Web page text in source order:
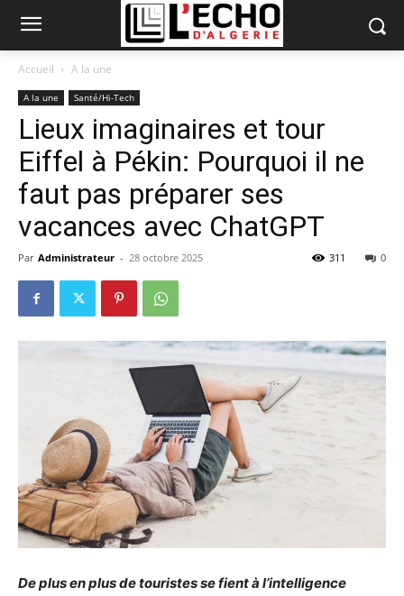
Accueil A la une
A la une Santé/Hi-Tech
Lieux imaginaires et tour
Eiffel à Pékin: Pourquoi il ne
faut pas préparer ses
vacances avec ChatGPT
Par Administrateur - 28 octobre 2025 0
311
De plus en plus de touristes se fient à l’intelligence